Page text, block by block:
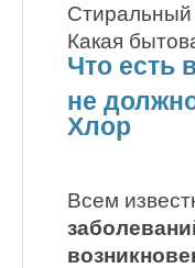
Какая
Что есть
не
Хлор
Всем